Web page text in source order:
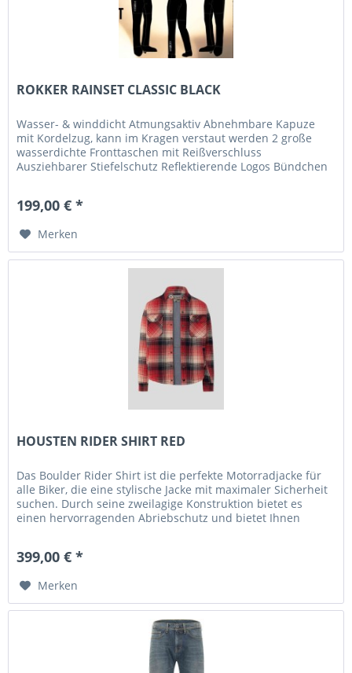
ROKKER RAINSET CLASSIC BLACK
Wasser- & winddicht Atmungsaktiv Abnehmbare Kapuze
mit Kordelzug, kann im Kragen verstaut werden 2 große
wasserdichte Fronttaschen mit Reißverschluss
Ausziehbarer Stiefelschutz Reflektierende Logos Bündchen
199,00 € *
Merken
HOUSTEN RIDER SHIRT RED
Das Boulder Rider Shirt ist die perfekte Motorradjacke für
alle Biker, die eine stylische Jacke mit maximaler Sicherheit
suchen. Durch seine zweilagige Konstruktion bietet es
einen hervorragenden Abriebschutz und bietet Ihnen
399,00 € *
Merken